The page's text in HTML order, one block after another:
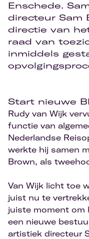
Enschede.
directeur Sam
directie van
raad van
inmiddels
Start nieuwe
Rudy van Wijk
functie van
Nederlandse
werkte hij samen
Brown, als
Van Wijk licht toe
juist nu te
juiste moment om
een nieuwe
artistiek directeur